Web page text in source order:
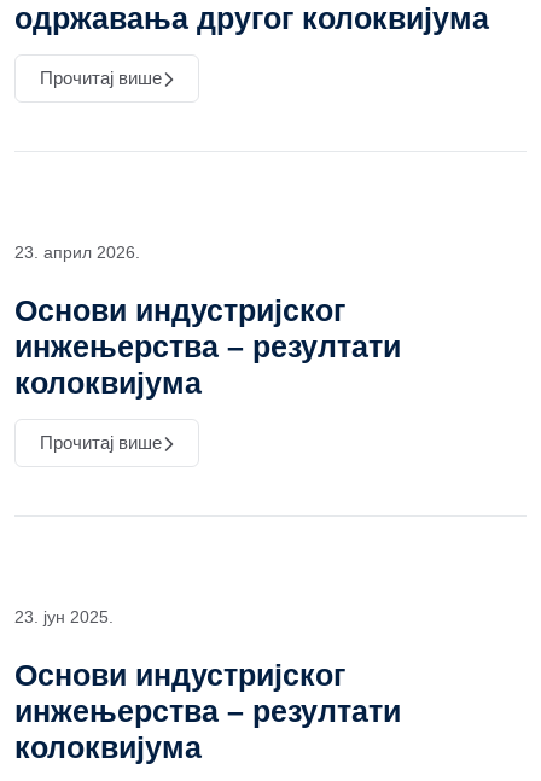
одржавања другог колоквијума
Прочитај више
23. април 2026.
Основи индустријског
инжењерства – резултати
колоквијума
Прочитај више
23. јун 2025.
Основи индустријског
инжењерства – резултати
колоквијума